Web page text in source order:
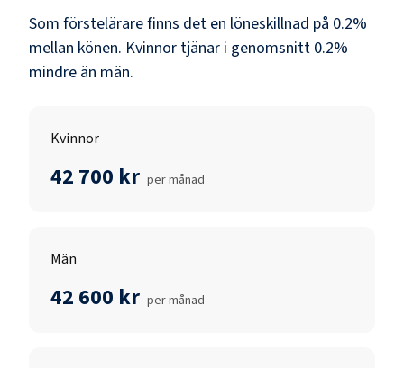
Som förstelärarefinns det en löneskillnad på 0.2%
mellan könen. Kvinnor tjänar i genomsnitt 0.2%
mindre än män.
Kvinnor
42 700 kr per månad
Män
42 600 kr per månad